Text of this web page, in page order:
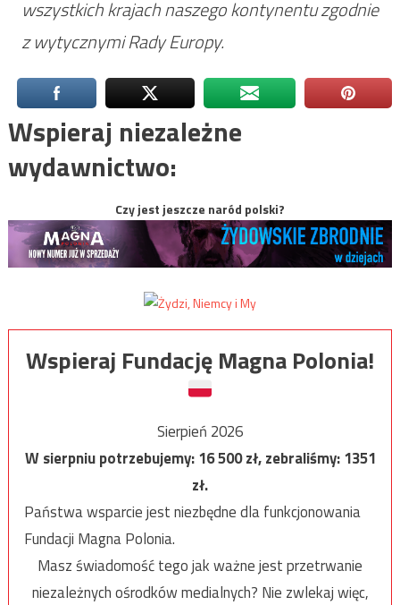
wszystkich krajach naszego kontynentu zgodnie
z wytycznymi Rady Europy.
Wspieraj niezależne
wydawnictwo:
Czy jest jeszcze naród polski?
Wspieraj Fundację Magna Polonia!
Sierpień 2026
W sierpniu potrzebujemy:16 500zł, zebraliśmy:1351
zł.
Państwa wsparcie jest niezbędne dla funkcjonowania
Fundacji Magna Polonia.
Masz świadomość tego jak ważne jest przetrwanie
niezależnych ośrodków medialnych? Nie zwlekaj więc,